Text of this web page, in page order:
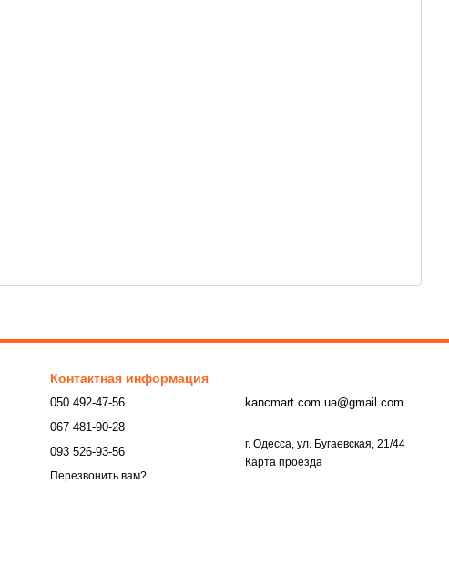
Контактная информация
050 492-47-56
067 481-90-28
093 526-93-56
Перезвонить вам?
kancmart.com.ua@gmail.com
г. Одесса, ул. Бугаевская, 21/44
Карта проезда